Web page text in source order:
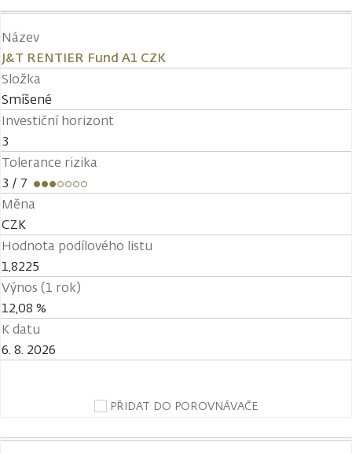
Název
J&T RENTIER Fund A1 CZK
Složka
Smíšené
Investiční horizont
3
Tolerance rizika
3 / 7
Měna
CZK
Hodnota podílového listu
1,8225
Výnos (1 rok)
12,08 %
K datu
6. 8. 2026
PŘIDAT DO POROVNÁVAČE